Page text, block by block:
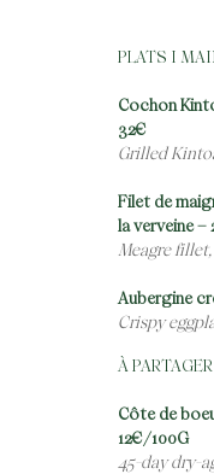
PLATS I
Cochon
32€
Grilled
Filet de
la verveine –
Meagre
Aubergine
Crispy
À
Côte de
12€/100G
45-day dry-